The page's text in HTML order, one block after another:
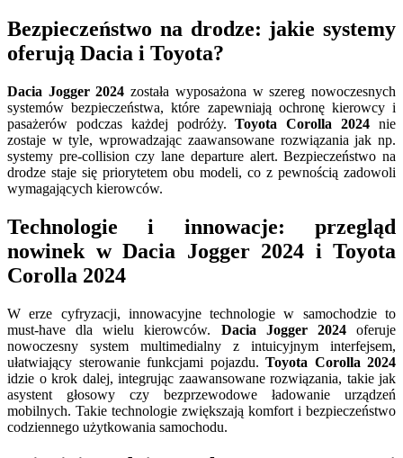
Bezpieczeństwo na drodze: jakie systemy
oferują Dacia i Toyota?
Dacia Jogger 2024 została wyposażona w szereg nowoczesnych
systemów bezpieczeństwa, które zapewniają ochronę kierowcy i
pasażerów podczas każdej podróży.Toyota Corolla 2024 nie
zostaje w tyle, wprowadzając zaawansowane rozwiązania jak np.
systemy pre-collision czy lane departure alert. Bezpieczeństwo na
drodze staje się priorytetem obu modeli, co z pewnością zadowoli
wymagających kierowców.
Technologie i innowacje: przegląd
nowinek w Dacia Jogger 2024 i Toyota
Corolla 2024
W erze cyfryzacji, innowacyjne technologie w samochodzie to
must-have dla wielu kierowców. Dacia Jogger 2024oferuje
nowoczesny system multimedialny z intuicyjnym interfejsem,
ułatwiający sterowanie funkcjami pojazdu. Toyota Corolla 2024
idzie o krok dalej, integrując zaawansowane rozwiązania, takie jak
asystent głosowy czy bezprzewodowe ładowanie urządzeń
mobilnych. Takie technologie zwiększają komfort i bezpieczeństwo
codziennego użytkowania samochodu.